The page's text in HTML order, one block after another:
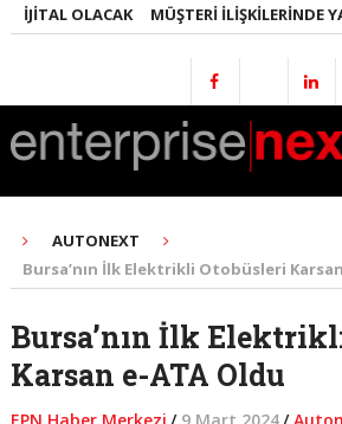
OLACAK MÜŞTERI İLIŞKILERINDE
AUTONEXT
Bursa’nın İlk Elektrikli Otobüsleri
Bursa’nın İlk
Karsan e-ATA Oldu